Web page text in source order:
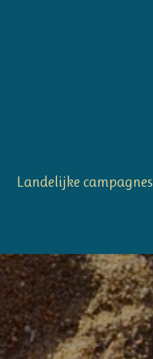
Landelijke campagnes